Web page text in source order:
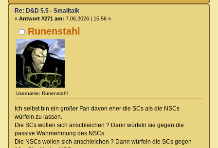
Runenstahl
Username: Runenstahl
Re: D&D 5.5 - Smalltalk
« Antwort #271 am: 7.06.2026 | 15:56 »
Ich selbst bin ein großer Fan davon eher die SCs als die NSCs
würfeln zu lassen.
Die SCs wollen sich anschleichen ? Dann würfeln sie gegen die
passive Wahrnehmung des NSCs.
Die NSCs wollen sich anschleichen ? Dann würfeln die SCs gegen